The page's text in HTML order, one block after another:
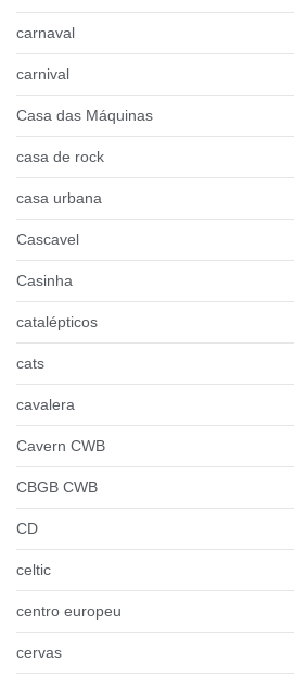
carnaval
carnival
Casa das Máquinas
casa de rock
casa urbana
Cascavel
Casinha
catalépticos
cats
cavalera
Cavern CWB
CBGB CWB
CD
celtic
centro europeu
cervas